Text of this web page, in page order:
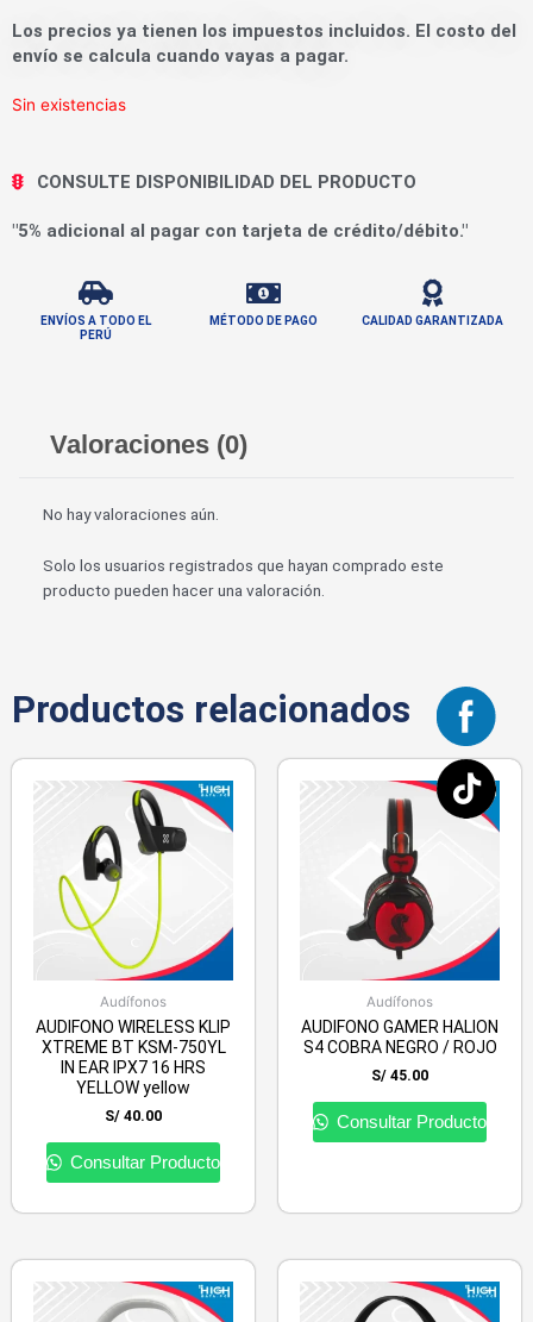
Los precios ya tienen los impuestos incluidos. El costo del
envío se calcula cuando vayas a pagar.
Sin existencias
CONSULTE DISPONIBILIDAD DEL PRODUCTO
"5% adicional al pagar con tarjeta de crédito/débito."
ENVÍOS A TODO EL
PERÚ
MÉTODO DE PAGO CALIDAD GARANTIZADA
Valoraciones (0)
No hay valoraciones aún.
Solo los usuarios registrados que hayan comprado este
producto pueden hacer una valoración.
Productos relacionados
Audífonos
AUDIFONO WIRELESS KLIP
XTREME BT KSM-750YL
IN EAR IPX7 16 HRS
YELLOW yellow
S/ 40.00
Consultar Producto
Audífonos
AUDIFONO GAMER HALION
S4 COBRA NEGRO / ROJO
S/ 45.00
Consultar Producto